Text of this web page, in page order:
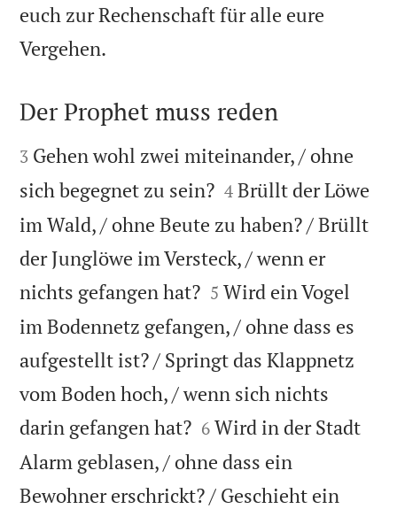
euch zur Rechenschaft für alle eure
Vergehen.

Der Prophet muss reden

3 Gehen wohl zwei miteinander, / ohne
sich begegnet zu sein?
4 Brüllt der Löwe
im Wald, / ohne Beute zu haben? / Brüllt
der Junglöwe im Versteck, / wenn er
nichts gefangen hat?
5 Wird ein Vogel
im Bodennetz gefangen, / ohne dass es
aufgestellt ist? / Springt das Klappnetz
vom Boden hoch, / wenn sich nichts
darin gefangen hat?
6 Wird in der Stadt
Alarm geblasen, / ohne dass ein
Bewohner erschrickt? / Geschieht ein